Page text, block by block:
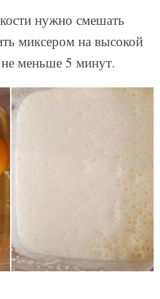
нужно смешать
миксером на высокой
не меньше 5 минут.